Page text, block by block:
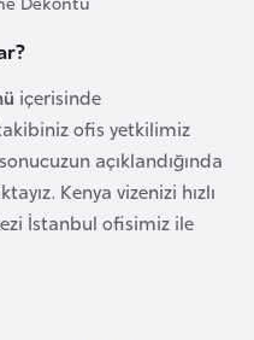
içerisinde
ofis yetkilimiz
açıklandığında
Kenya vizenizi hızlı
İstanbul ofisimiz ile